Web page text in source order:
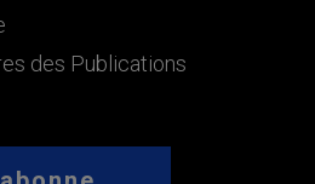
des Publications